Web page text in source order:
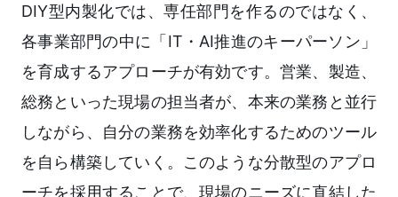
DIY型内製化では、専任部門を作るのではなく、
各事業部門の中に「IT・AI推進のキーパーソン」
を育成するアプローチが有効です。営業、製造、
総務といった現場の担当者が、本来の業務と並行
しながら、自分の業務を効率化するためのツール
を自ら構築していく。このような分散型のアプロ
ーチを採用することで、現場のニーズに直結した